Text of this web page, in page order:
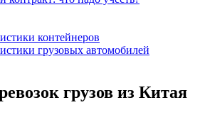
контейнеров
грузовых автомобилей
грузов из Китая